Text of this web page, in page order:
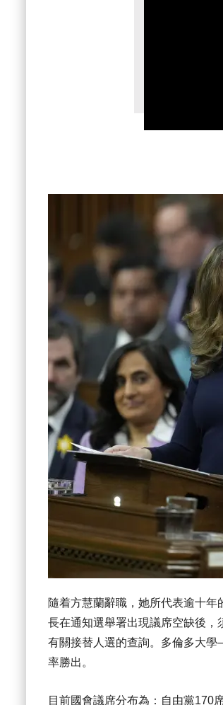
隨着方慧蘭辭職，她所代表逾十
長在通知選舉署出現議席空缺後
有關接替人選的查詢。多倫多大
率勝出。
目前國會議席分布為：自由黨170